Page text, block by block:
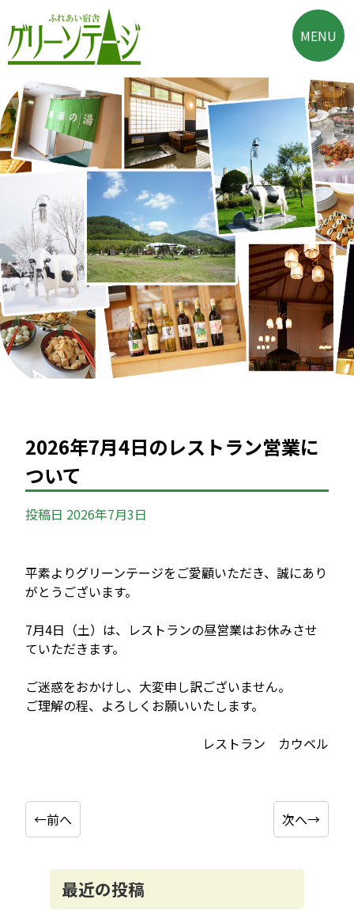
to
content
ふれあい宿舎 グリー
ンテージ
大自然に囲まれた酪農
郷の宿泊施設
MENU
2026年7月4日のレストラン営業に
ついて
投稿日 2026年7月3日
平素よりグリーンテージをご愛顧いただき、誠にあり
がとうございます。
7月4日（土）は、レストランの昼営業はお休みさせ
ていただきます。
ご迷惑をおかけし、大変申し訳ございません。
ご理解の程、よろしくお願いいたします。
レストラン カウベル
投
ナ
ビ
←前へ 次へ→
最近の投稿